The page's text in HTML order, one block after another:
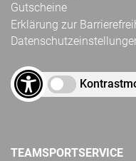
Gutscheine
Erklärung zur
TEAMSPORTSERVICE